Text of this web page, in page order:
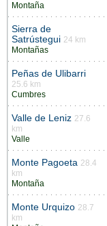
Montaña
Sierra de
Satrústegui 24 km
Montañas
Peñas de Ulibarri
25.6 km
Cumbres
Valle de Leniz 27.6
km
Valle
Monte Pagoeta 28.4
km
Montaña
Monte Urquizo 28.7
km